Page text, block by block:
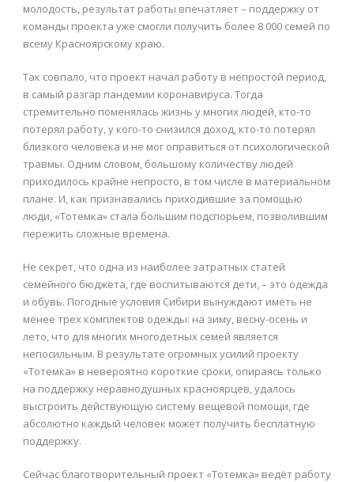
молодость, результат работы впечатляет – поддержку от
команды проекта уже смогли получить более 8 000 семей по
всему Красноярскому краю.
Так совпало, что проект начал работу в непростой период,
в самый разгар пандемии коронавируса. Тогда
стремительно поменялась жизнь у многих людей, кто-то
потерял работу, у кого-то снизился доход, кто-то потерял
близкого человека и не мог оправиться от психологической
травмы. Одним словом, большому количеству людей
приходилось крайне непросто, в том числе в материальном
плане. И, как признавались приходившие за помощью
люди, «Тотемка» стала большим подспорьем, позволившим
пережить сложные времена.
Не секрет, что одна из наиболее затратных статей
семейного бюджета, где воспитываются дети, – это одежда
и обувь. Погодные условия Сибири вынуждают иметь не
менее трех комплектов одежды: на зиму, весну-осень и
лето, что для многих многодетных семей является
непосильным. В результате огромных усилий проекту
«Тотемка» в невероятно короткие сроки, опираясь только
на поддержку неравнодушных красноярцев, удалось
выстроить действующую систему вещевой помощи, где
абсолютно каждый человек может получить бесплатную
поддержку.
Сейчас благотворительный проект «Тотемка» ведёт работу